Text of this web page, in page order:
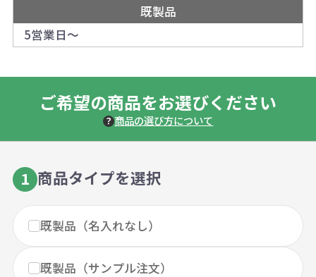
既製品
5営業日～
ご希望の商品をお選びください
商品の選び方について
1 商品タイプを選択
既製品（名入れなし）
既製品（サンプル注文）